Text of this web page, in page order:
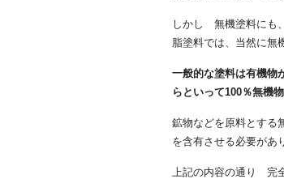
しかし 無機塗料にも
脂塗料では、当然に無
一般的な塗料は有機
らといって100％無機
鉱物などを原料とする
を含有させる必要があ
上記の内容の通り 完